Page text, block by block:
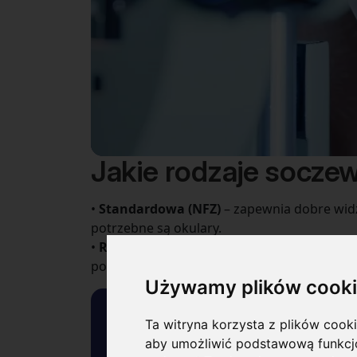
Używamy plików
Ta witryna korzysta z plików
aby umożliwić podstawową
Jakie rodzaje
• Standardowa (NFZ) – zapewnia dobre
potrzebne są okulary.
• Rozszerzona (z dopłatą)
pośrednia i/lub bliska.
Dojazd z Wrocławia